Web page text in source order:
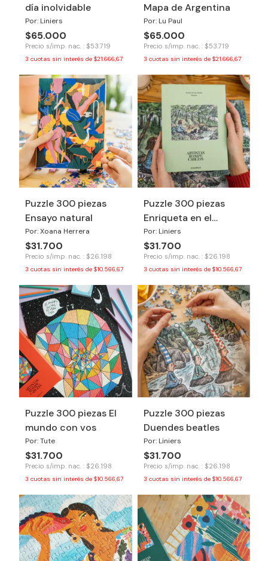
día inolvidable
Por: Liniers
$65.000
Precio s/imp. nac. : $53.719
3 cuotas sin interés de $21.666,67
Mapa de Argentina
Por: Lu Paul
$65.000
Precio s/imp. nac. : $53.719
3 cuotas sin interés de $21.666,67
Puzzle 300 piezas
Ensayo natural
Por: Xoana Herrera
$31.700
Precio s/imp. nac. : $26.198
3 cuotas sin interés de $10.566,67
Puzzle 300 piezas
Enriqueta en el
bosque
Por: Liniers
$31.700
Precio s/imp. nac. : $26.198
3 cuotas sin interés de $10.566,67
Puzzle 300 piezas El
mundo con vos
Por: Tute
$31.700
Precio s/imp. nac. : $26.198
3 cuotas sin interés de $10.566,67
Puzzle 300 piezas
Duendes beatles
Por: Liniers
$31.700
Precio s/imp. nac. : $26.198
3 cuotas sin interés de $10.566,67